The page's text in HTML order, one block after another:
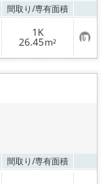
間取り/専有面積
1K
26.45m² お
気
に
入
間取り/専有面積